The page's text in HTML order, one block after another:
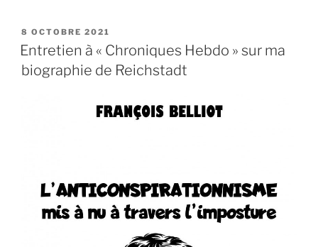
PUBLIÉ
LE
8 OCTOBRE 2021
Entretien à « Chroniques Hebdo » sur ma
biographie de Reichstadt